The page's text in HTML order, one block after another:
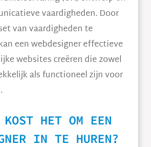
vaardigheden. Door
van vaardigheden te
een webdesigner effectieve
websites creëren die zowel
als functioneel zijn voor
KOST HET OM EEN
IN TE HUREN?